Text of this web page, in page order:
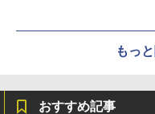
もっ
おすすめ記事